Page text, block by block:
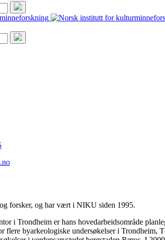
Søk
Søk
forsker, og har vært i NIKU siden 1995.
i Trondheim er hans hovedarbeidsområde
flere byarkeologiske undersøkelser i Trondheim,